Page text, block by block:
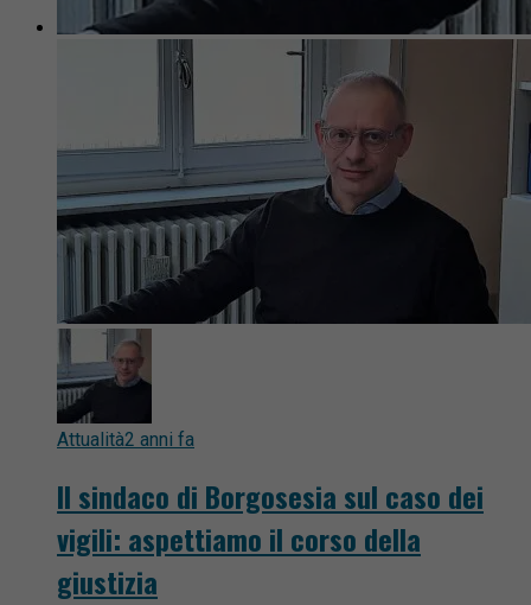
Attualità2 anni fa
Il sindaco di Borgosesia sul caso dei
vigili: aspettiamo il corso della
giustizia